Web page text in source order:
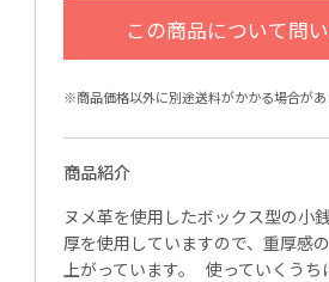
※商品価格以外に別途送料がかかる場合があ
商品紹介
ヌメ革を使用したボックス型の小
厚を使用していますので、重厚感
上がっています。 使っていくうち